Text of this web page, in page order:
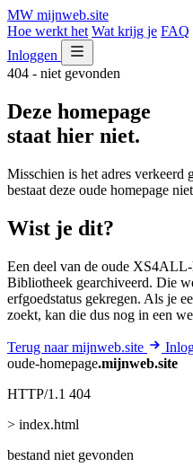
MW mijnweb.site
Hoe werkt het Wat krijg je FAQ
Inloggen
404 - niet gevonden
Deze homepage
staat hier niet.
Misschien is het adres verkeerd
bestaat deze oude homepage
Wist je dit?
Een deel van de oude
Bibliotheek gearchiveerd. Die
erfgoedstatus gekregen. Als je
zoekt, kan die dus nog in een
Terug naar mijnweb.site
oude-homepage.mijnweb.site
HTTP/1.1 404
> index.html
bestand niet gevonden